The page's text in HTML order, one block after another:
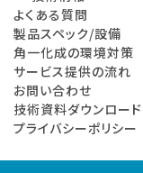
よくある質問
製品スペック/設備
角一化成の環境対策
サービス提供の流れ
お問い合わせ
技術資料ダウンロード
プライバシーポリシー